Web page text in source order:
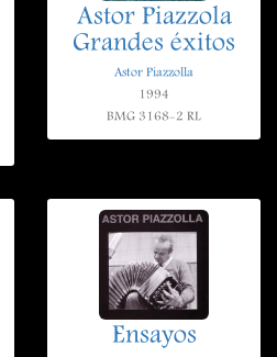
Astor Piazzola
Grandes éxitos
Astor Piazzolla
1994
BMG 3168-2 RL
Ensayos